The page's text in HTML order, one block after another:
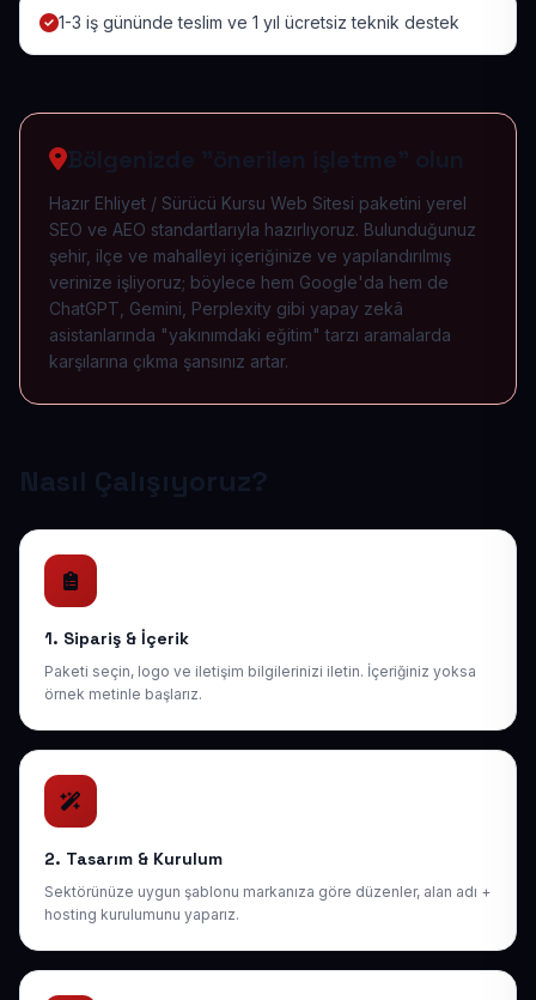
1-3 iş gününde teslim ve 1 yıl ücretsiz teknik destek
Bölgenizde "önerilen işletme" olun
Hazır Ehliyet / Sürücü Kursu Web Sitesi paketini yerel
SEO ve AEO standartlarıyla hazırlıyoruz. Bulunduğunuz
şehir, ilçe ve mahalleyi içeriğinize ve yapılandırılmış
verinize işliyoruz; böylece hem Google'da hem de
ChatGPT, Gemini, Perplexity gibi yapay zekâ
asistanlarında "yakınımdaki eğitim" tarzı aramalarda
karşılarına çıkma şansınız artar.
Nasıl Çalışıyoruz?
1. Sipariş & İçerik
Paketi seçin, logo ve iletişim bilgilerinizi iletin. İçeriğiniz yoksa
örnek metinle başlarız.
2. Tasarım & Kurulum
Sektörünüze uygun şablonu markanıza göre düzenler, alan adı +
hosting kurulumunu yaparız.